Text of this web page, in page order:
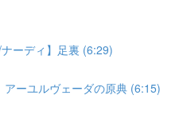
ーディ】足裏 (6:29)
アーユルヴェーダの原典 (6:15)